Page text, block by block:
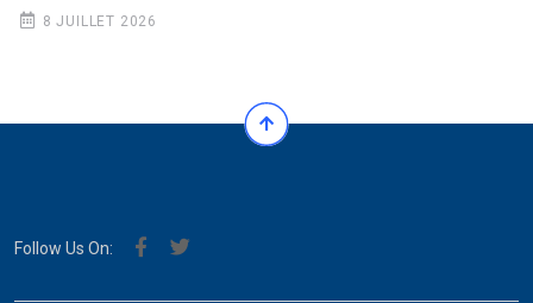
8 JUILLET 2026
Follow Us On: